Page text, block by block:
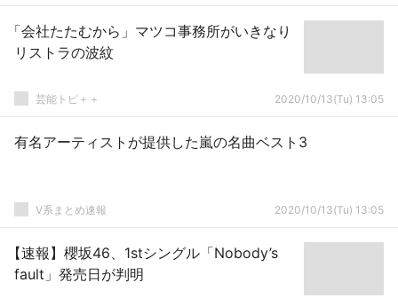
「会社たたむから」マツコ事務所がいきなり
リストラの波紋
芸能トピ＋＋ 2020/10/13(Tu) 13:05
有名アーティストが提供した嵐の名曲ベスト3
V系まとめ速報 2020/10/13(Tu) 13:05
【速報】櫻坂46、1stシングル「Nobody’s
fault」発売日が判明